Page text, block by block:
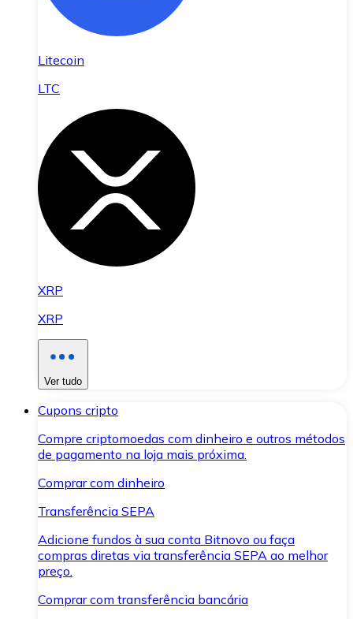
Litecoin
LTC
XRP
XRP
Ver tudo
Cupons cripto
Compre criptomoedas com dinheiro e outros métodos
de pagamento na loja mais próxima.
Comprar com dinheiro
Transferência SEPA
Adicione fundos à sua conta Bitnovo ou faça
compras diretas via transferência SEPA ao melhor
preço.
Comprar com transferência bancária